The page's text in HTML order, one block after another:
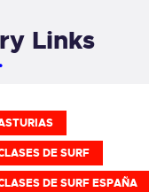
Links
DE SURF
DE SURF ESPAÑA